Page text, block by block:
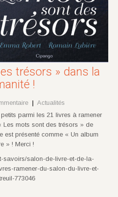
trésors » dans la
!
| Actualités
parmi les 21 livres à ramener
Les mots sont des trésors » de
est présenté comme « Un album
» ! Merci !
savoirs/salon-de-livre-et-de-la-
ramener-du-salon-du-livre-et-
773046